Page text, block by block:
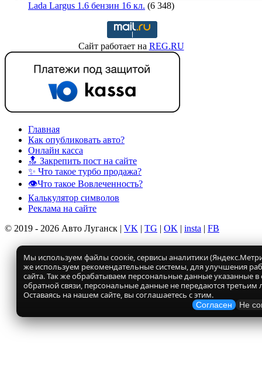
Lada Largus 1.6 бензин 16 кл. (6 348)
Сайт работает на REG.RU
Главная
Как опубликовать авто?
Онлайн касса
🔝 Закрепить пост на сайте
✨ Что такое турбо продажа?
👁️Что такое Вовлеченность?
Калькулятор символов
Реклама на сайте
© 2019 - 2026 Авто Луганск | VK | TG | OK | insta | FB
Мы используем файлы соокіе, сервисы аналитики
же используем рекомендательные системы, для улучшения
сайта. Так же обрабатываем персональные данные указанные
обратной связи, персональные данные не передаются третьим
Оставаясь на нашем сайте, вы соглашаетесь с этим.
Согласен Не